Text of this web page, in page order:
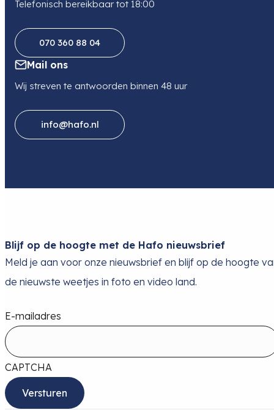
Telefonisch bereikbaar tot 18:00
070 360 88 04
Mail ons
Wij streven te antwoorden binnen 48 uur
info@hafo.nl
Blijf op de hoogte met de Hafo nieuwsbrief
Meld je aan voor onze nieuwsbrief en blijf op de hoogte
de nieuwste weetjes in foto en video land.
E-mailadres
CAPTCHA